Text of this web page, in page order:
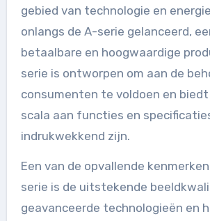
gebied van technologie en
onlangs de A-serie gelanceerd,
betaalbare en hoogwaardige
serie is ontworpen om aan de
consumenten te voldoen en biedt
scala aan functies en
indrukwekkend zijn.
Een van de opvallende
serie is de uitstekende
geavanceerde technologieën en